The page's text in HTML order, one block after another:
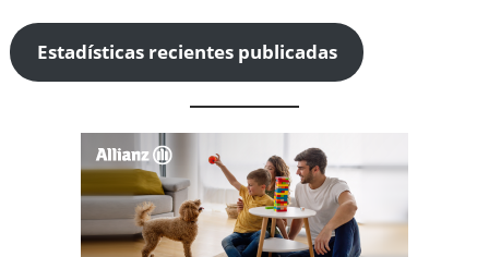
Estadísticas recientes publicadas